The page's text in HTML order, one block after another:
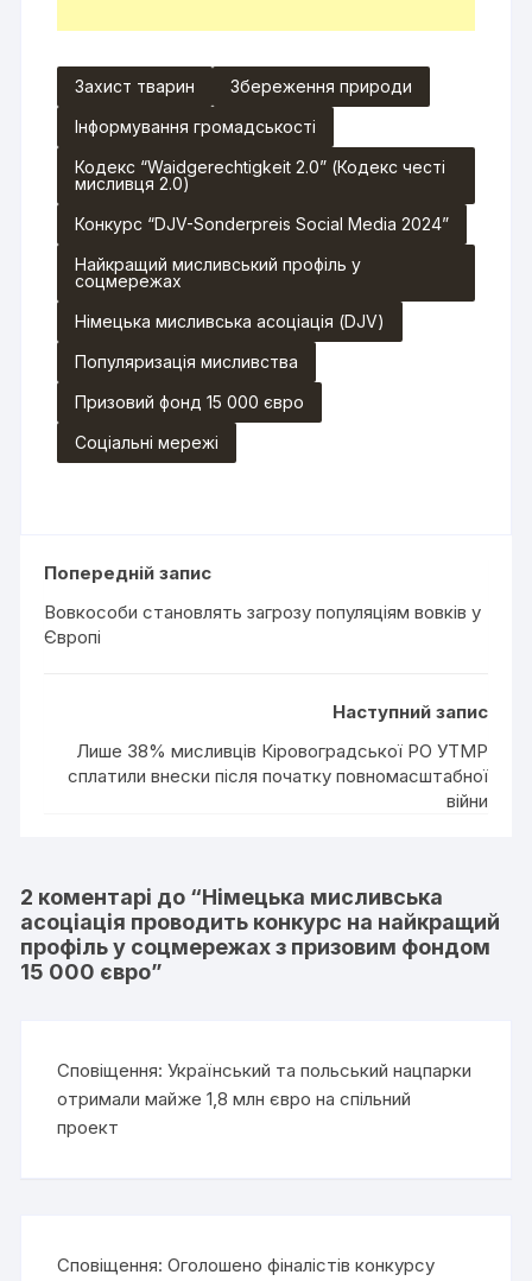
Захист тварин
Збереження природи
Інформування громадськості
Кодекс “Waidgerechtigkeit 2.0” (Кодекс честі
мисливця 2.0)
Конкурс “DJV-Sonderpreis Social Media 2024”
Найкращий мисливський профіль у
соцмережах
Німецька мисливська асоціація (DJV)
Популяризація мисливства
Призовий фонд 15 000 євро
Соціальні мережі
Попередній запис
Вовкособи становлять загрозу популяціям вовків у
Європі
Наступний запис
Лише 38% мисливців Кіровоградської РО УТМР
сплатили внески після початку повномасштабної
війни
2 коментарі до “Німецька мисливська
асоціація проводить конкурс на найкращий
профіль у соцмережах з призовим фондом
15 000 євро”
Сповіщення:Український та польський нацпарки
отримали майже 1,8 млн євро на спільний
проект
Сповіщення:Оголошено фіналістів конкурсу